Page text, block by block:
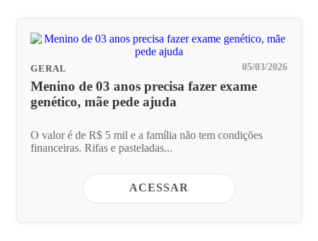
GERAL 05/03/2026
Menino de 03 anos precisa fazer exame
genético, mãe pede ajuda
O valor é de R$ 5 mil e a família não tem condições
financeiras. Rifas e pasteladas...
ACESSAR